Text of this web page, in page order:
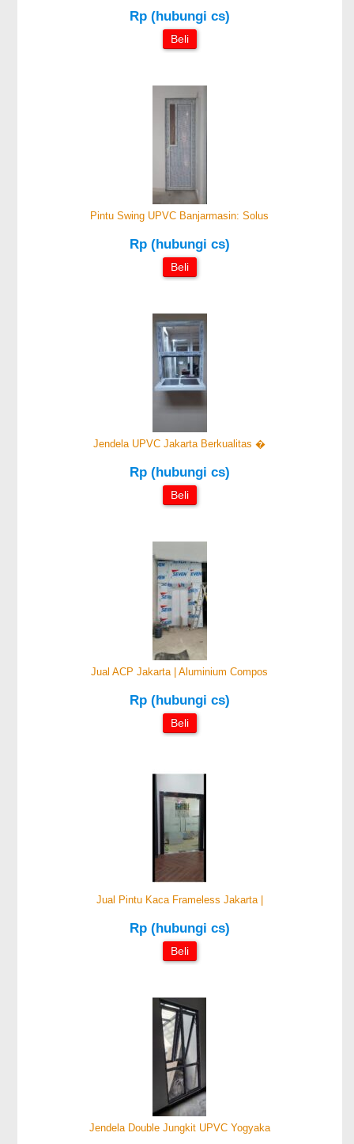
Rp (hubungi cs)
Beli
Pintu Swing UPVC Banjarmasin: Solus
Rp (hubungi cs)
Beli
Jendela UPVC Jakarta Berkualitas �
Rp (hubungi cs)
Beli
Jual ACP Jakarta | Aluminium Compos
Rp (hubungi cs)
Beli
Jual Pintu Kaca Frameless Jakarta |
Rp (hubungi cs)
Beli
Jendela Double Jungkit UPVC Yogyaka